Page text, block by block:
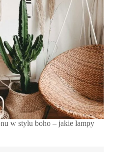
w stylu boho – jakie lampy